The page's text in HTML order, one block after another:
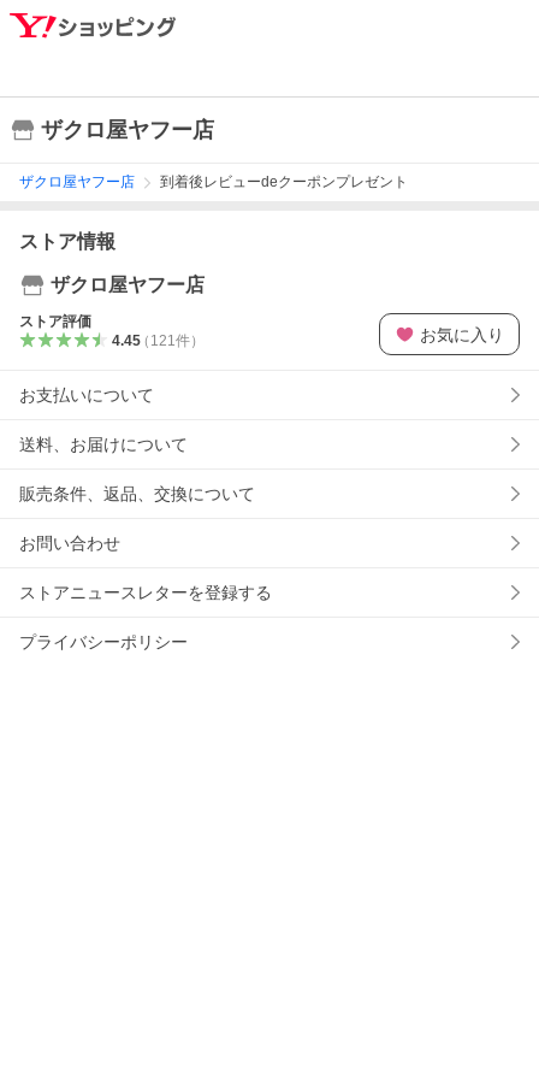
ザクロ屋ヤフー店
ザクロ屋ヤフー店 到着後レビューdeクーポンプレゼント
ストア情報
ザクロ屋ヤフー店
ストア評価
4.45（ 121 件） お気に入り
お支払いについて
送料、お届けについて
販売条件、返品、交換について
お問い合わせ
ストアニュースレターを登録する
プライバシーポリシー